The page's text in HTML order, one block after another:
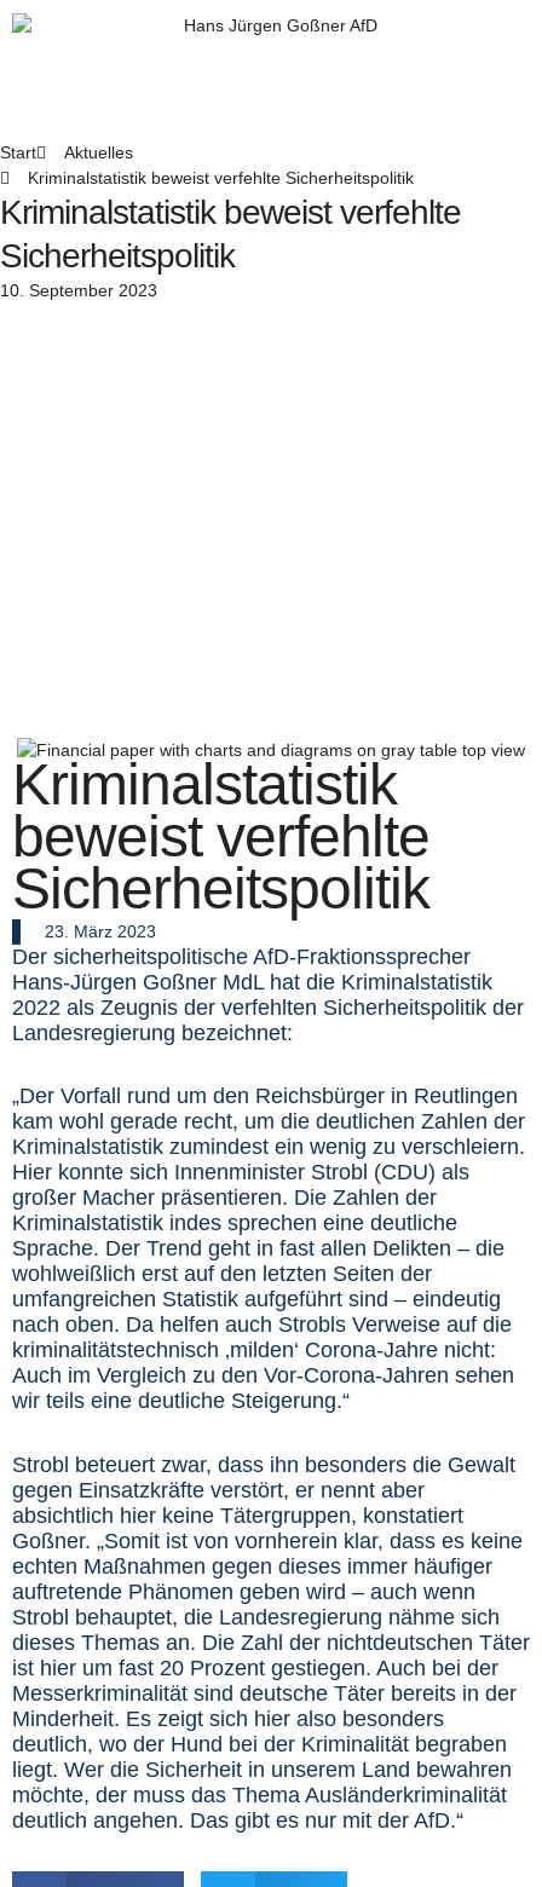
Zum
Inhalt
Start
Aktuelles
Kriminalstatistik beweist verfehlte Sicherheitspolitik
Kriminalstatistik beweist verfehlte
Sicherheitspolitik
10. September 2023
Kriminalstatistik
beweist verfehlte
Sicherheitspolitik
23. März 2023
Der sicherheitspolitische AfD-Fraktionssprecher
Hans-Jürgen Goßner MdL hat die Kriminalstatistik
2022 als Zeugnis der verfehlten Sicherheitspolitik der
Landesregierung bezeichnet:
„Der Vorfall rund um den Reichsbürger in Reutlingen
kam wohl gerade recht, um die deutlichen Zahlen der
Kriminalstatistik zumindest ein wenig zu verschleiern.
Hier konnte sich Innenminister Strobl (CDU) als
großer Macher präsentieren. Die Zahlen der
Kriminalstatistik indes sprechen eine deutliche
Sprache. Der Trend geht in fast allen Delikten – die
wohlweißlich erst auf den letzten Seiten der
umfangreichen Statistik aufgeführt sind – eindeutig
nach oben. Da helfen auch Strobls Verweise auf die
kriminalitätstechnisch ‚milden‘ Corona-Jahre nicht:
Auch im Vergleich zu den Vor-Corona-Jahren sehen
wir teils eine deutliche Steigerung.“
Strobl beteuert zwar, dass ihn besonders die Gewalt
gegen Einsatzkräfte verstört, er nennt aber
absichtlich hier keine Tätergruppen, konstatiert
Goßner. „Somit ist von vornherein klar, dass es keine
echten Maßnahmen gegen dieses immer häufiger
auftretende Phänomen geben wird – auch wenn
Strobl behauptet, die Landesregierung nähme sich
dieses Themas an. Die Zahl der nichtdeutschen Täter
ist hier um fast 20 Prozent gestiegen. Auch bei der
Messerkriminalität sind deutsche Täter bereits in der
Minderheit. Es zeigt sich hier also besonders
deutlich, wo der Hund bei der Kriminalität begraben
liegt. Wer die Sicherheit in unserem Land bewahren
möchte, der muss das Thema Ausländerkriminalität
deutlich angehen. Das gibt es nur mit der AfD.“